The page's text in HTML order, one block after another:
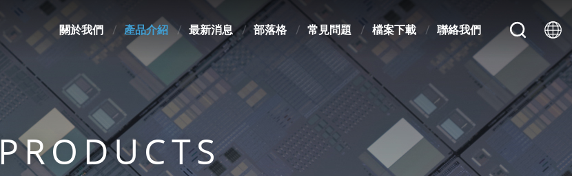
關於我們 產品介紹 最新消息 部落格 常見問題 檔案下載 聯絡我們
PRODUCTS